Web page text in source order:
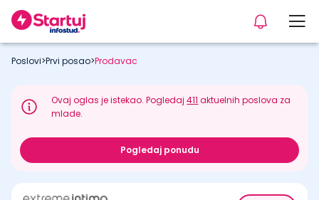
Poslovi>Prvi posao>Prodavac
Ovaj oglas je istekao. Pogledaj411 aktuelnih poslova za
mlade.
Pogledaj ponudu